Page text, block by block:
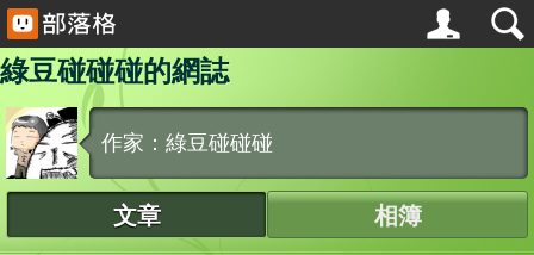
綠豆碰碰碰的網誌
作家：綠豆碰碰碰
文章 相簿